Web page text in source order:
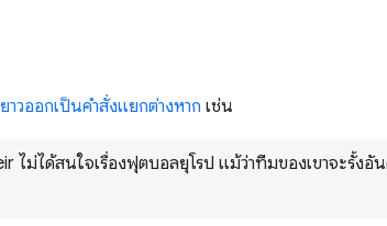
วออกเป็นคำสั่งแยกต่างหาก เช่น
ไม่ได้สนใจเรื่องฟุตบอลยุโรป แม้ว่าทีมของเขาจะรั้งอั